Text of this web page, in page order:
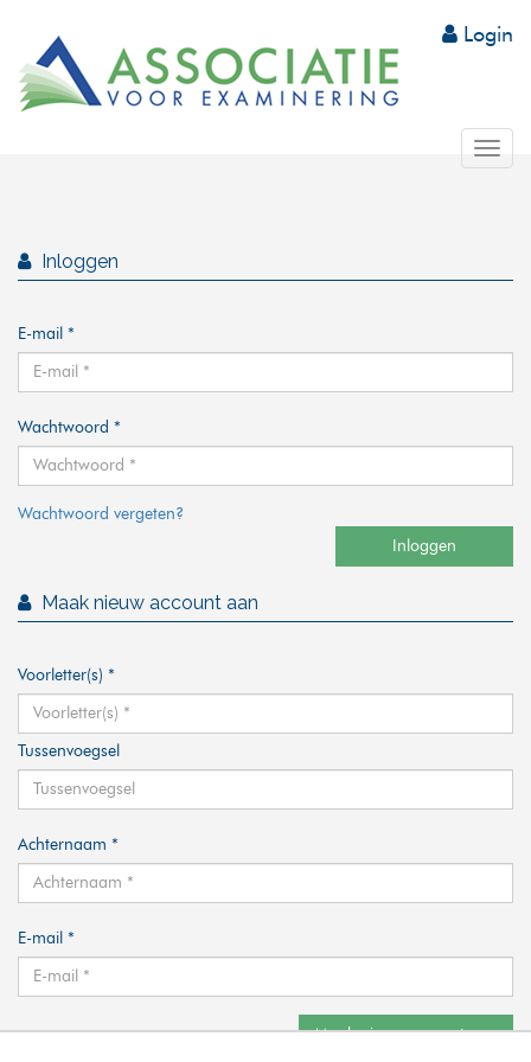
Login
Inloggen
E-mail *
Wachtwoord *
Wachtwoord vergeten?
Maak nieuw account aan
Voorletter(s) *
Tussenvoegsel
Achternaam *
E-mail *
Maak nieuw account aan